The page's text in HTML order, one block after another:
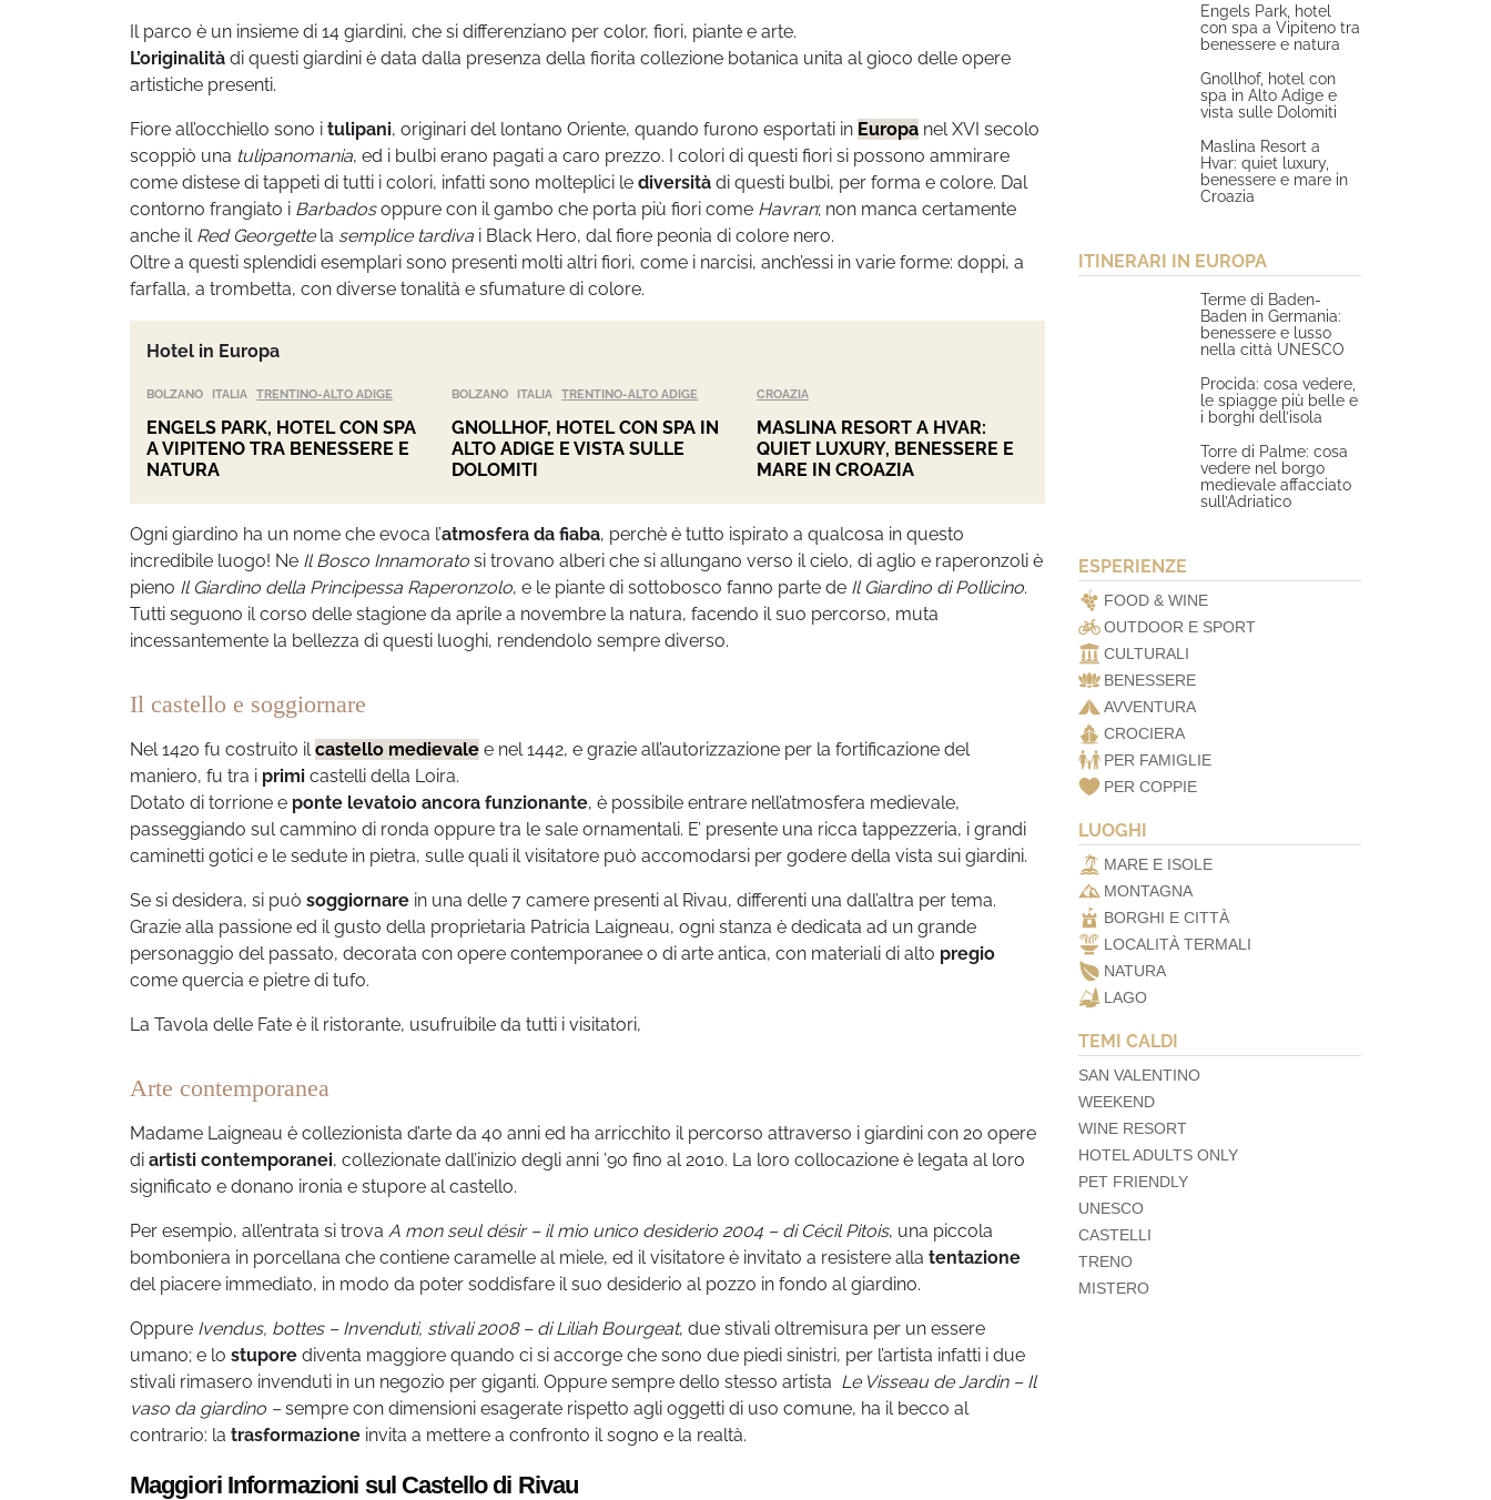
Il parco è un insieme di 14 giardini, che si differenziano per color, fiori, piante e arte.
L’originalità di questi giardini è data dalla presenza della fiorita collezione botanica unita al gioco delle opere
artistiche presenti.
Fiore all’occhiello sono i tulipani, originari del lontano Oriente, quando furono esportati in Europa nel XVI secolo
scoppiò una tulipanomania, ed i bulbi erano pagati a caro prezzo. I colori di questi fiori si possono ammirare
come distese di tappeti di tutti i colori, infatti sono molteplici le diversità di questi bulbi, per forma e colore. Dal
contorno frangiato i Barbadosoppure con il gambo che porta più fiori come Havran; non manca certamente
anche il Red Georgettela semplice tardiva i Black Hero, dal fiore peonia di colore nero.
Oltre a questi splendidi esemplari sono presenti molti altri fiori, come i narcisi, anch’essi in varie forme: doppi, a
farfalla, a trombetta, con diverse tonalità e sfumature di colore.
Hotel in Europa
BOLZANO ITALIA TRENTINO-ALTO ADIGE
ENGELS PARK, HOTEL CON SPA
A VIPITENO TRA BENESSERE E
NATURA
BOLZANO ITALIA TRENTINO-ALTO ADIGE
GNOLLHOF, HOTEL CON SPA IN
ALTO ADIGE E VISTA SULLE
DOLOMITI
CROAZIA
MASLINA RESORT A HVAR:
QUIET LUXURY, BENESSERE E
MARE IN CROAZIA
Ogni giardino ha un nome che evoca l’atmosfera da fiaba, perchè è tutto ispirato a qualcosa in questo
incredibile luogo! Ne Il Bosco Innamorato si trovano alberi che si allungano verso il cielo, di aglio e raperonzoli è
pieno Il Giardino della Principessa Raperonzolo, e le piante di sottobosco fanno parte de Il Giardino di Pollicino.
Tutti seguono il corso delle stagione da aprile a novembre la natura, facendo il suo percorso, muta
incessantemente la bellezza di questi luoghi, rendendolo sempre diverso.
Il castello e soggiornare
Nel 1420 fu costruito il castello medievale e nel 1442, e grazie all’autorizzazione per la fortificazione del
maniero, fu tra i primi castelli della Loira.
Dotato di torrione e ponte levatoio ancora funzionante, è possibile entrare nell’atmosfera medievale,
passeggiando sul cammino di ronda oppure tra le sale ornamentali. E’ presente una ricca tappezzeria, i grandi
caminetti gotici e le sedute in pietra, sulle quali il visitatore può accomodarsi per godere della vista sui giardini.
Se si desidera, si può soggiornare in una delle 7 camere presenti al Rivau, differenti una dall’altra per tema.
Grazie alla passione ed il gusto della proprietaria Patricia Laigneau, ogni stanza è dedicata ad un grande
personaggio del passato, decorata con opere contemporanee o di arte antica, con materiali di alto pregio
come quercia e pietre di tufo.
La Tavola delle Fate è il ristorante, usufruibile da tutti i visitatori,
Arte contemporanea
Madame Laigneau è collezionista d’arte da 40 anni ed ha arricchito il percorso attraverso i giardini con 20 opere
di artisti contemporanei, collezionate dall’inizio degli anni ’90 fino al 2010. La loro collocazione è legata al loro
significato e donano ironia e stupore al castello.
Per esempio, all’entrata si trova A mon seul désir – il mio unico desiderio 2004 – di Cécil Pitois, una piccola
bomboniera in porcellana che contiene caramelle al miele, ed il visitatore è invitato a resistere alla tentazione
del piacere immediato, in modo da poter soddisfare il suo desiderio al pozzo in fondo al giardino.
Oppure Ivendus, bottes – Invenduti, stivali 2008 – di Liliah Bourgeat, due stivali oltremisura per un essere
umano; e lo stupore diventa maggiore quando ci si accorge che sono due piedi sinistri, per l’artista infatti i due
stivali rimasero invenduti in un negozio per giganti. Oppure sempre dello stesso artista Le Visseau de Jardin – Il
vaso da giardino –sempre con dimensioni esagerate rispetto agli oggetti di uso comune, ha il becco al
contrario: la trasformazione invita a mettere a confronto il sogno e la realtà.
Maggiori Informazioni sul Castello di Rivau
Engels Park, hotel
con spa a Vipiteno tra
benessere e natura
Gnollhof, hotel con
spa in Alto Adige e
vista sulle Dolomiti
Maslina Resort a
Hvar: quiet luxury,
benessere e mare in
Croazia
ITINERARI IN EUROPA
Terme di Baden-
Baden in Germania:
benessere e lusso
nella città UNESCO
Procida: cosa vedere,
le spiagge più belle e
i borghi dell’isola
Torre di Palme: cosa
vedere nel borgo
medievale affacciato
sull’Adriatico
ESPERIENZE
FOOD & WINE
OUTDOOR E SPORT
CULTURALI
BENESSERE
AVVENTURA
CROCIERA
PER FAMIGLIE
PER COPPIE
LUOGHI
MARE E ISOLE
MONTAGNA
BORGHI E CITTÀ
LOCALITÀ TERMALI
NATURA
LAGO
TEMI CALDI
SAN VALENTINO
WEEKEND
WINE RESORT
HOTEL ADULTS ONLY
PET FRIENDLY
UNESCO
CASTELLI
TRENO
MISTERO